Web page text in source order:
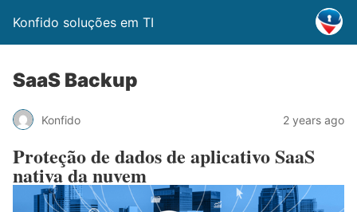
Konfido soluções em TI
SaaS Backup
Konfido 2 years ago
Proteção de dados de aplicativo SaaS
nativa da nuvem